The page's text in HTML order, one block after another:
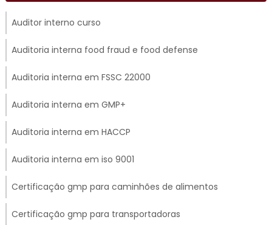
Auditor interno curso
Auditoria interna food fraud e food defense
Auditoria interna em FSSC 22000
Auditoria interna em GMP+
Auditoria interna em HACCP
Auditoria interna em iso 9001
Certificação gmp para caminhões de alimentos
Certificação gmp para transportadoras